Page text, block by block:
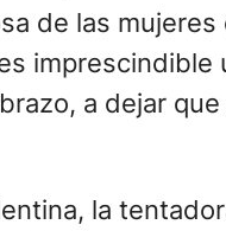
de las
imprescindible
a dejar
la